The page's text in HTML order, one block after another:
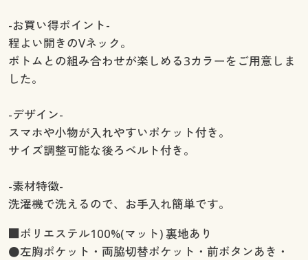
-お買い得ポイント-
程よい開きのVネック。
ボトムとの組み合わせが楽しめる3カラーをご用意しま
した。
-デザイン-
スマホや小物が入れやすいポケット付き。
サイズ調整可能な後ろベルト付き。
-素材特徴-
洗濯機で洗えるので、お手入れ簡単です。
■ポリエステル100%(マット) 裏地あり
●左胸ポケット・両脇切替ポケット・前ボタンあき・